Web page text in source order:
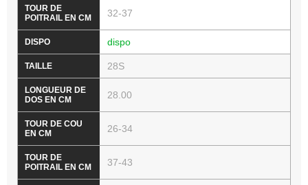
32-37
dispo
28S
28.00
26-34
37-43